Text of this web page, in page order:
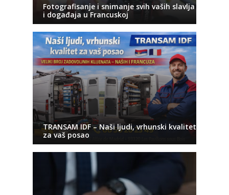
Fotografisanje i snimanje svih vaših slavlja
i događaja u Francuskoj
TRANSAM IDF – Naši ljudi, vrhunski kvalitet
za vaš posao